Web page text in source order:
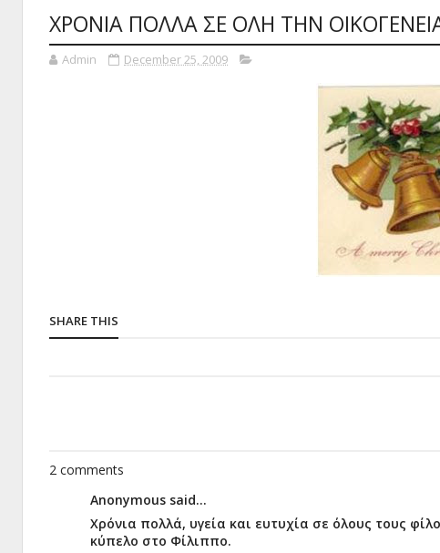
ΧΡΟΝΙΑ ΠΟΛΛΑ ΣΕ ΟΛΗ ΤΗΝ
Admin December 25, 2009
SHARE THIS
2 comments
Anonymous said...
Χρόνια πολλά, υγεία και ευτυχία σε όλους τους
κύπελο στο Φίλιππο.